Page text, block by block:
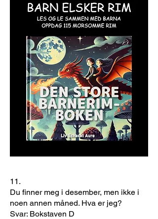
​​​​​​​​​​​​​​​​​​​​​​​​​​​​​​​​11.
Du finner meg i desember, men ikke i
noen annen måned. Hva er jeg?
Svar: Bokstaven D